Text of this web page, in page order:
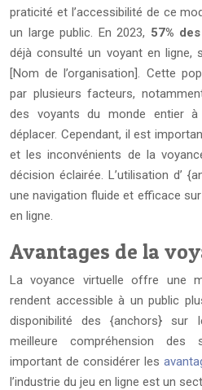
praticité et l’accessibilité de ce
un large public. En 2023, 57%
déjà consulté un voyant en ligne,
[Nom de l’organisation]. Cette
par plusieurs facteurs,
des voyants du monde entier
déplacer. Cependant, il est
et les inconvénients de la
décision éclairée. L’utilisation d’
une navigation fluide et efficace
en ligne.
Avantages de la
La voyance virtuelle offre une
rendent accessible à un public
disponibilité des {anchors} sur
meilleure compréhension
important de considérer les
l’industrie du jeu en ligne est un